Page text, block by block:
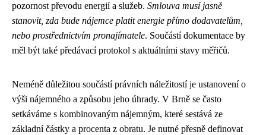
pozornost převodu energií a služeb. Smlouva musí jasně
stanovit, zda bude nájemce platit energie přímo dodavatelům,
nebo prostřednictvím pronajímatele. Součástí dokumentace by
měl být také předávací protokol s aktuálními stavy měřičů.
Neméně důležitou součástí právních náležitostí je ustanovení o
výši nájemného a způsobu jeho úhrady. V Brně se často
setkáváme s kombinovaným nájemným, které sestává ze
základní částky a procenta z obratu. Je nutné přesně definovat